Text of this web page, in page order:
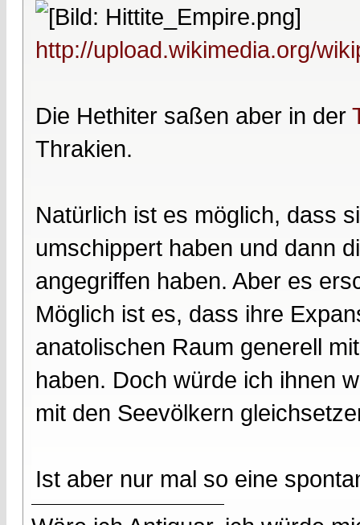
http://upload.wikimedia.org/
Die Hethiter saßen aber in der
Thrakien.
Natürlich ist es möglich, dass
umschippert haben und dann
angegriffen haben. Aber es
Möglich ist es, dass ihre
anatolischen Raum generell
haben. Doch würde ich ihnen
mit den Seevölkern
Ist aber nur mal so eine